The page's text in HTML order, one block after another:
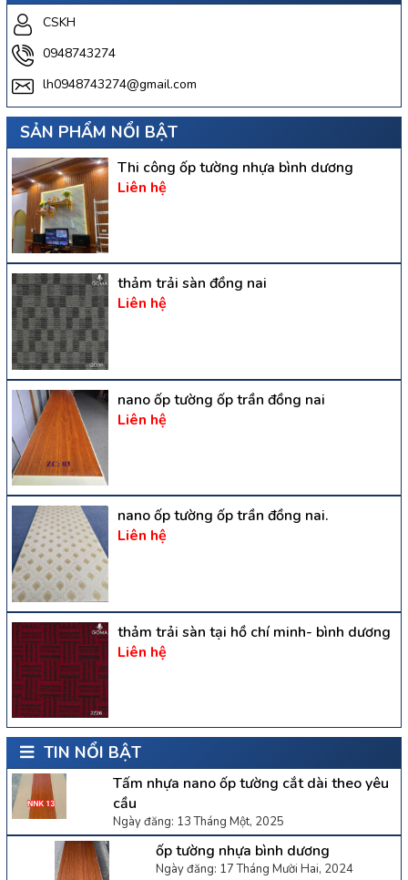
CSKH
0948743274
lh0948743274@gmail.com
SẢN PHẨM NỔI BẬT
Thi công ốp tường nhựa bình dương
Liên hệ
thảm trải sàn đồng nai
Liên hệ
nano ốp tường ốp trần đồng nai
Liên hệ
nano ốp tường ốp trần đồng nai.
Liên hệ
thảm trải sàn tại hồ chí minh- bình dương
Liên hệ
TIN NỔI BẬT
Tấm nhựa nano ốp tường cắt dài theo yêu
cầu
Ngày đăng: 13 Tháng Một, 2025
ốp tường nhựa bình dương
Ngày đăng: 17 Tháng Mười Hai, 2024